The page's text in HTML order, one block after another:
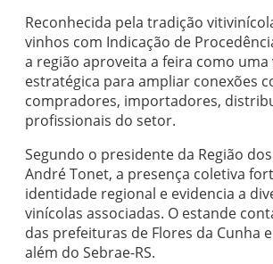
Reconhecida pela tradição
vinhos com Indicação de
a região aproveita a feira como
estratégica para ampliar conexões
compradores, importadores,
profissionais do setor.
Segundo o presidente da Região
André Tonet, a presença coletiva
identidade regional e evidencia a
vinícolas associadas. O estande
das prefeituras de Flores da Cunha
além do Sebrae-RS.